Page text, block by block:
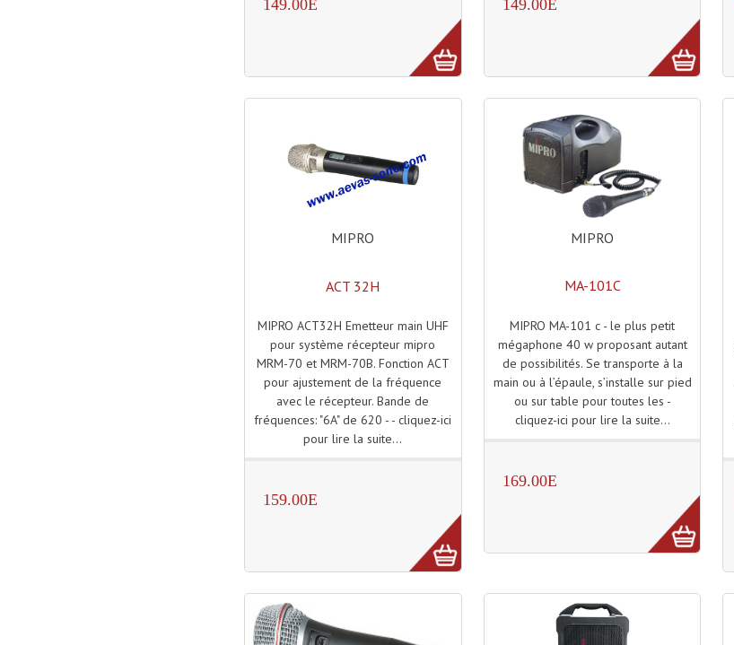
149.00E 149.00E
MIPRO
ACT 32H
MIPRO ACT32H Emetteur main UHF
pour système récepteur mipro
MRM-70 et MRM-70B. Fonction ACT
pour ajustement de la fréquence
avec le récepteur. Bande de
fréquences: "6A" de 620 - - cliquez-ici
pour lire la suite...
159.00E
MIPRO
MA-101C
MIPRO MA-101 c - le plus petit
mégaphone 40 w proposant autant
de possibilités. Se transporte à la
main ou à l’épaule, s’installe sur pied
ou sur table pour toutes les -
cliquez-ici pour lire la suite...
169.00E